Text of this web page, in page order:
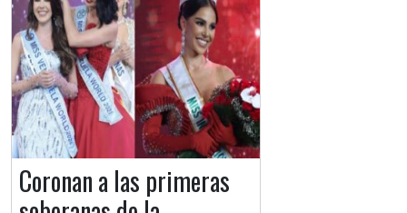
Coronan a las primeras